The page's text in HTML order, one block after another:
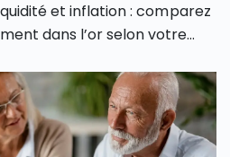
et inflation : comparez
dans l’or selon votre